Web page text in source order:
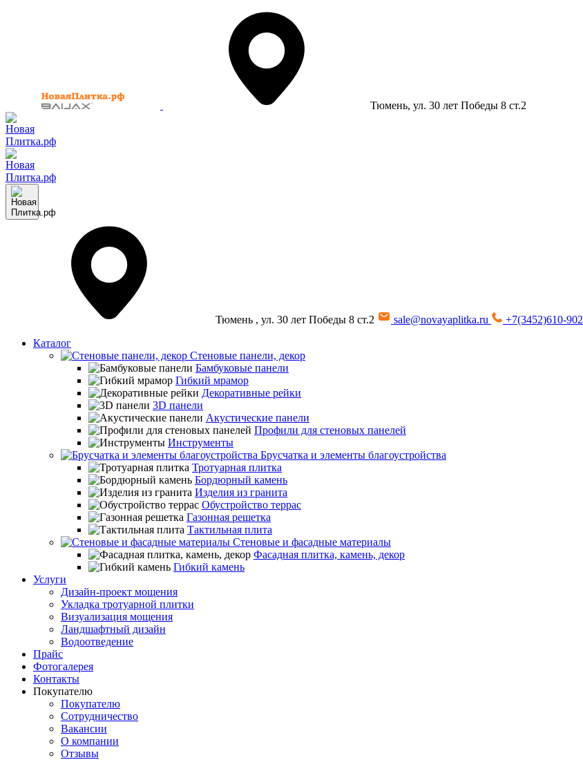
Тюмень, ул. 30 лет Победы 8 ст.2
Тюмень , ул. 30 лет Победы 8 ст.2 sale@novayaplitka.ru
+7(3452)610-902
Каталог
Стеновые панели, декор
Бамбуковые панели
Гибкий мрамор
Декоративные рейки
3D панели
Акустические панели
Профили для стеновых панелей
Инструменты
Брусчатка и элементы благоустройства
Тротуарная плитка
Бордюрный камень
Изделия из гранита
Обустройство террас
Газонная решетка
Тактильная плита
Стеновые и фасадные материалы
Фасадная плитка, камень, декор
Гибкий камень
Услуги
Дизайн-проект мощения
Укладка тротуарной плитки
Визуализация мощения
Ландшафтный дизайн
Водоотведение
Прайс
Фотогалерея
Контакты
Покупателю
Покупателю
Сотрудничество
Вакансии
О компании
Отзывы